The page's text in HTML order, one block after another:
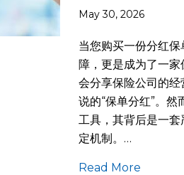
May 30, 2026
当您购买一份分红
障，更是成为了一家
会分享保险公司的
说的“保单分红”。
工具，其背后是一
定机制。…
Read More